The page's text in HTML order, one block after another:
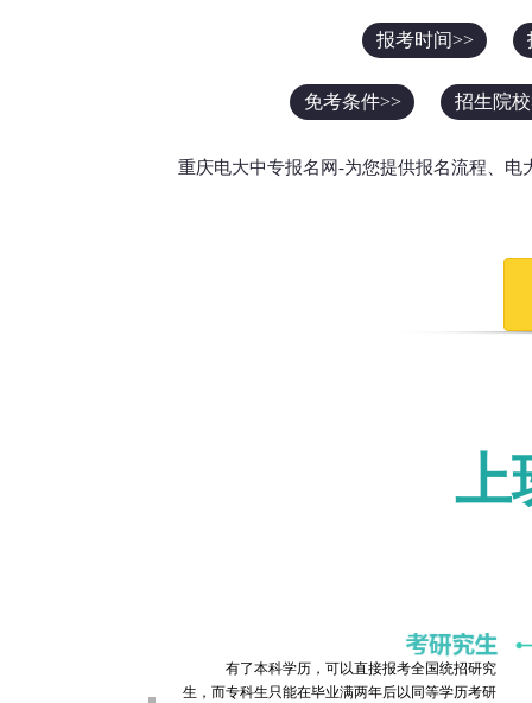
报考时间>>
免考条件>> 招生院
重庆电大中专报名网-为您提供报名流程、
上
有了本科学历，可以直接报考全国统招研究
生，而专科生只能在毕业满两年后以同等学历考研